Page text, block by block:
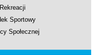
Sportowy
Społecznej